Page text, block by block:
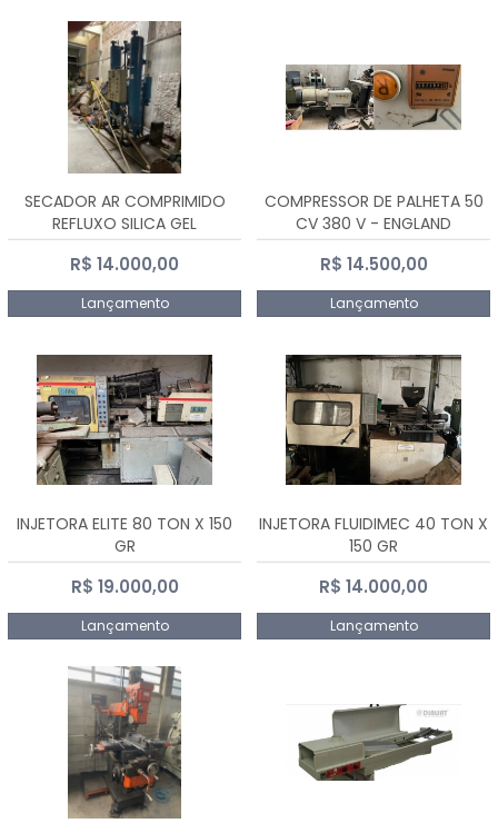
SECADOR AR COMPRIMIDO
REFLUXO SILICA GEL
R$ 14.000,00
Lançamento
COMPRESSOR DE PALHETA 50
CV 380 V - ENGLAND
R$ 14.500,00
Lançamento
INJETORA ELITE 80 TON X 150
GR
R$ 19.000,00
Lançamento
INJETORA FLUIDIMEC 40 TON X
150 GR
R$ 14.000,00
Lançamento